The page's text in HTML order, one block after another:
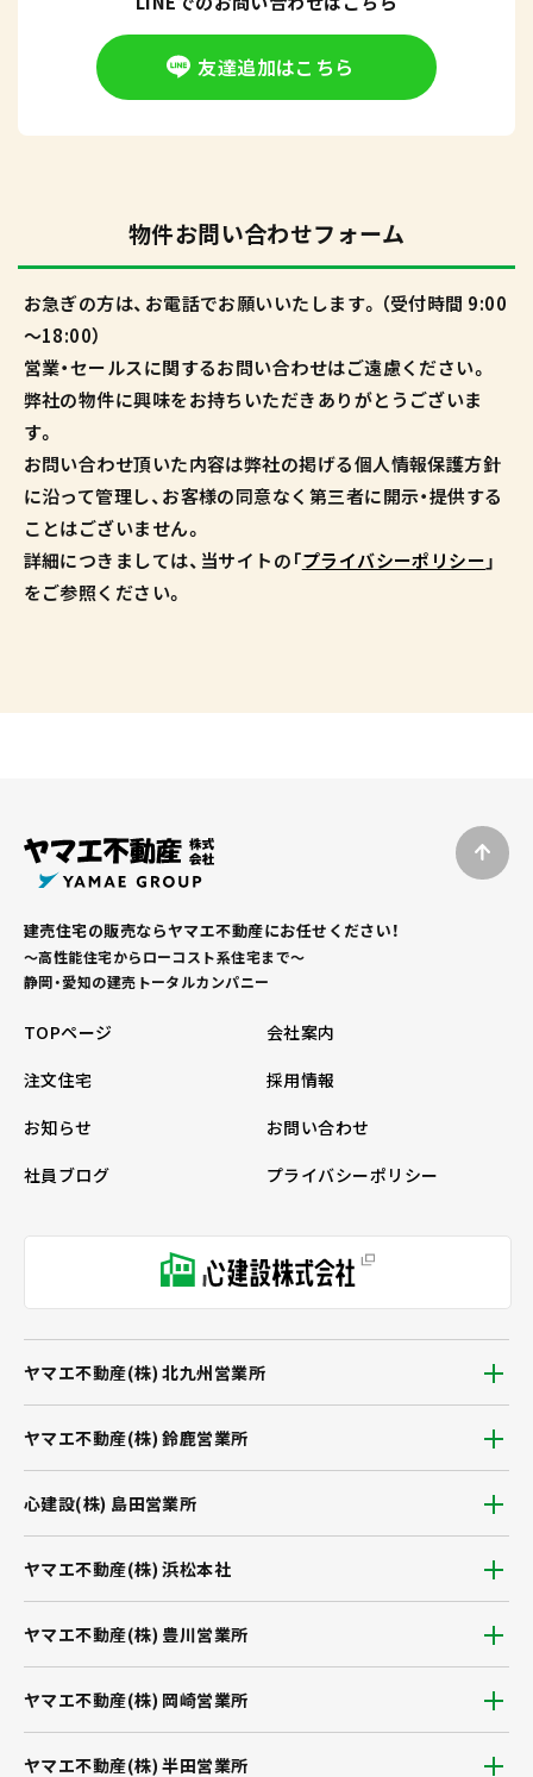
友達追加はこちら
物件お問い合わせフォーム
お急ぎの方は、お電話でお願いいたします。（受付時間 9:00
～18:00）
営業・セールスに関するお問い合わせはご遠慮ください。
弊社の物件に興味をお持ちいただきありがとうございま
す。
お問い合わせ頂いた内容は弊社の掲げる個人情報保護方針
に沿って管理し、お客様の同意なく第三者に開示・提供する
ことはございません。
詳細につきましては、当サイトの「プライバシーポリシー」
をご参照ください。
建売住宅の販売ならヤマエ不動産にお任せください！
～高性能住宅からローコスト系住宅まで～
静岡・愛知の建売トータルカンパニー
TOPページ
会社案内
注文住宅
採用情報
お知らせ
お問い合わせ
社員ブログ
プライバシーポリシー
ヤマエ不動産(株) 浜松本社
ヤマエ不動産(株) 豊川営業所
ヤマエ不動産(株) 岡崎営業所
ヤマエ不動産(株) 半田営業所
ヤマエ不動産(株) 北九州営業所
ヤマエ不動産(株) 鈴鹿営業所
心建設(株) 島田営業所